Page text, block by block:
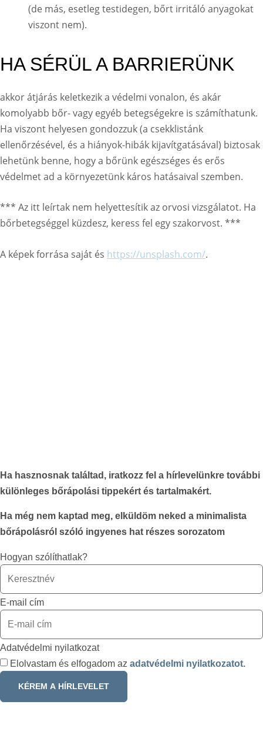
(de más, esetleg testidegen, bőrt irritáló anyagokat
viszont nem).
HA SÉRÜL A BARRIERÜNK
akkor átjárás keletkezik a védelmi vonalon, és akár
komolyabb bőr- vagy egyéb betegségekre is számíthatunk.
Ha viszont helyesen gondozzuk (a csekklistánk
ellenőrzésével, és a hiányok-hibák kijavítgatásával) biztosak
lehetünk benne, hogy a bőrünk egészséges és erős
védelmet ad a környezetünk káros hatásaival szemben.
*** Az itt leírtak nem helyettesítik az orvosi vizsgálatot. Ha
bőrbetegséggel küzdesz, keress fel egy szakorvost. ***
A képek forrása saját és https://unsplash.com/.
Ha hasznosnak találtad, iratkozz fel a hírlevelünkre további
különleges bőrápolási tippekért és tartalmakért.
Ha még nem kaptad meg, elküldöm neked a minimalista
bőrápolásról szóló ingyenes hat részes sorozatom
Hogyan szólíthatlak?
E-mail cím
Adatvédelmi nyilatkozat
Elolvastam és elfogadom az adatvédelmi nyilatkozatot.
KÉREM A HÍRLEVELET